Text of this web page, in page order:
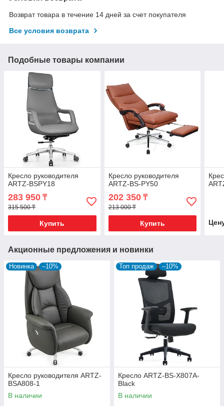
Возврат товара в течение 14 дней за счет покупателя
Все условия возврата
Подобные товары компании
Кресло руководителя
ARTZ-BSPY18
283 950 ₸
315 500 ₸
Купить
Кресло руководителя
ARTZ-BS-PY50
202 350₸
213 000 ₸
Купить
Акционные предложения и новинки
Новинка –10%
Кресло руководителя ARTZ-
BSA808-1
В наличии
Топ продаж –10%
Кресло ARTZ-BS-X807A-
Black
В наличии